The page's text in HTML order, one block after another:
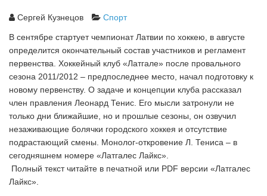
Сергей Кузнецов Спорт
В сентябре стартует чемпионат Латвии по хоккею, в августе
определится окончательный состав участников и регламент
первенства. Хоккейный клуб «Латгале» после провального
сезона 2011/2012 – предпоследнее место, начал подготовку к
новому первенству. О задаче и концепции клуба рассказал
член правления Леонард Тенис. Его мысли затронули не
только дни ближайшие, но и прошлые сезоны, он озвучил
незаживающие болячки городского хоккея и отсутствие
подрастающий смены. Монолог-откровение Л. Тениса – в
сегодняшнем номере «Латгалес Лайкс».
Полный текст читайте в печатной или PDF версии «Латгалес
Лайкс».